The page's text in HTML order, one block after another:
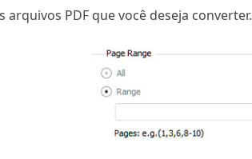
PDF que você deseja converter.